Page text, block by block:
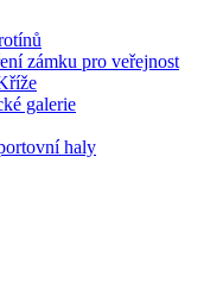
zámku pro veřejnost
galerie
haly